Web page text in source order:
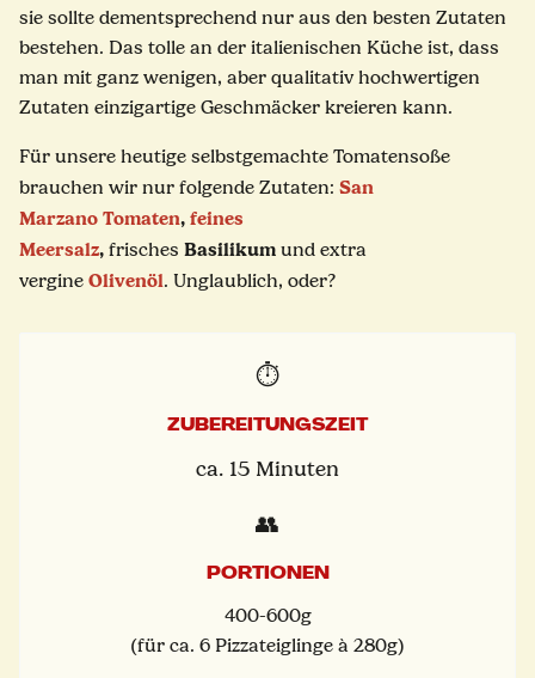
sie sollte dementsprechend nur aus den besten Zutaten
bestehen. Das tolle an der italienischen Küche ist, dass
man mit ganz wenigen, aber qualitativ hochwertigen
Zutaten einzigartige Geschmäcker kreieren kann.
Für unsere heutige selbstgemachte Tomatensoße
brauchen wir nur folgende Zutaten: San
Marzano Tomaten, feines
Meersalz, frisches Basilikum und extra
vergine Olivenöl. Unglaublich, oder?
⏱️
ZUBEREITUNGSZEIT
ca. 15 Minuten
👥
PORTIONEN
400-600g
(für ca. 6 Pizzateiglinge à 280g)